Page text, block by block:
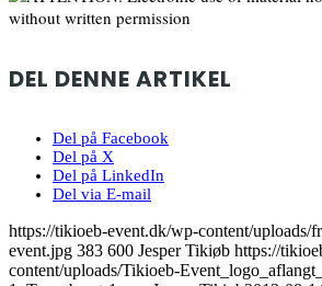
DEL DENNE ARTIKEL
Del på Facebook
Del på X
Del på LinkedIn
Del via E-mail
https://tikioeb-event.dk/wp-content/
event.jpg 383 600 Jesper Tikiøb https://
content/uploads/Tikioeb-